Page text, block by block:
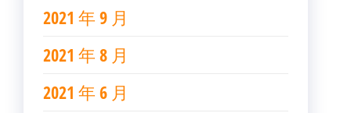
2021 年 9 月
2021 年 8 月
2021 年 6 月